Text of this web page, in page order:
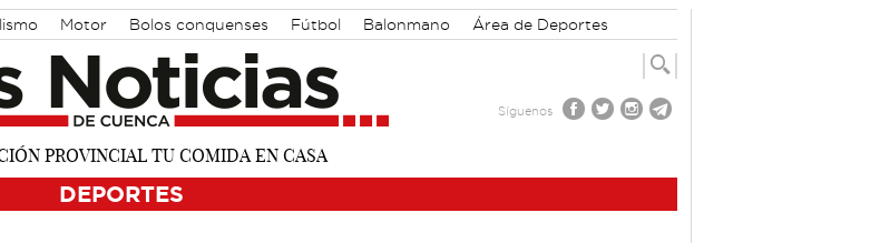
Motor Bolos conquenses Fútbol Balonmano Área de Deportes
Síguenos
DEPORTES